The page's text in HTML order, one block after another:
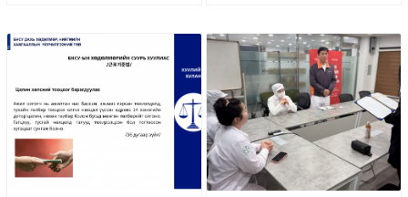
хуулийн фирмтэй хамтран
ажиллах санамж бичигт гарын
прокурор, шүүхийн шатанд
шалгагдаж ба...
санал бодлыг нь сонсох
зорилгоор үйлдвэрүүдтэй
танилцах ажлыг тогтмол
зохион байгуулдаг. Энэ удаад
Сөүл хотод байрлах
Дунхэсүсо...